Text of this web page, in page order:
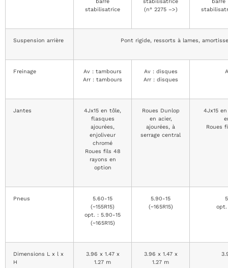
stabilisatrice
(n° 2275 –>)
Suspension arrière Pont rigide, ressorts à lames,
Freinage
Av : tambours
Arr : tambours
Av : disques
Arr : disques
Jantes
4Jx15 en tôle,
flasques
ajourées,
enjoliveur
chromé
Roues fils 48
rayons en
option
Roues Dunlop
en acier,
ajourées, à
serrage central
4Jx15
Roues
Pneus
5.60-15
(~155R15)
opt. : 5.90-15
(~165R15)
5.90-15
(~165R15)
opt.
Dimensions L x l x
H
3.96 x 1.47 x
1.27 m
3.96 x 1.47 x
1.27 m